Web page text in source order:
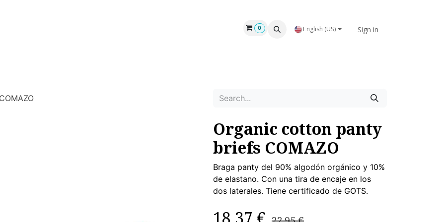
0 English (US) Sign in
Organic cotton panty
briefs COMAZO
Braga panty del 90% algodón orgánico y 10%
de elastano. Con una tira de encaje en los
dos laterales. Tiene certificado de GOTS.